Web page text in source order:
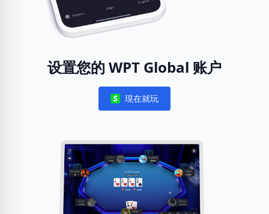
设置您的 WPT Global 账户
Notifications
現在就玩